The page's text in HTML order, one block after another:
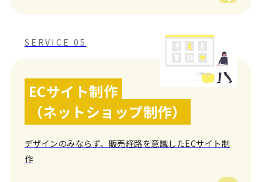
SERVICE 05
ECサイト制作
（ネットショップ制作）
デザインのみならず、販売経路を意識したECサイト制
作